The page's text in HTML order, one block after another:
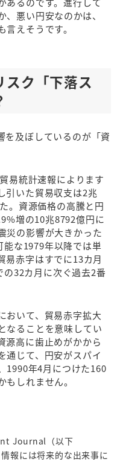
悪い円安なのかは、
えそうです。
ク「下落ス
を及ぼしているのが「資
易統計速報によります
引いた貿易収支は2兆
。資源価格の高騰と円
増の10兆8792億円に
災の影響が大きかった
な1979年以降では単
易赤字はすでに13カ月
32カ月に次ぐ過去2番
おいて、貿易赤字拡大
なることを意味してい
源高に歯止めがかから
通じて、円安がスパイ
1990年4月につけた160
しれません。
Journal（以下
報には将来的な出来事に